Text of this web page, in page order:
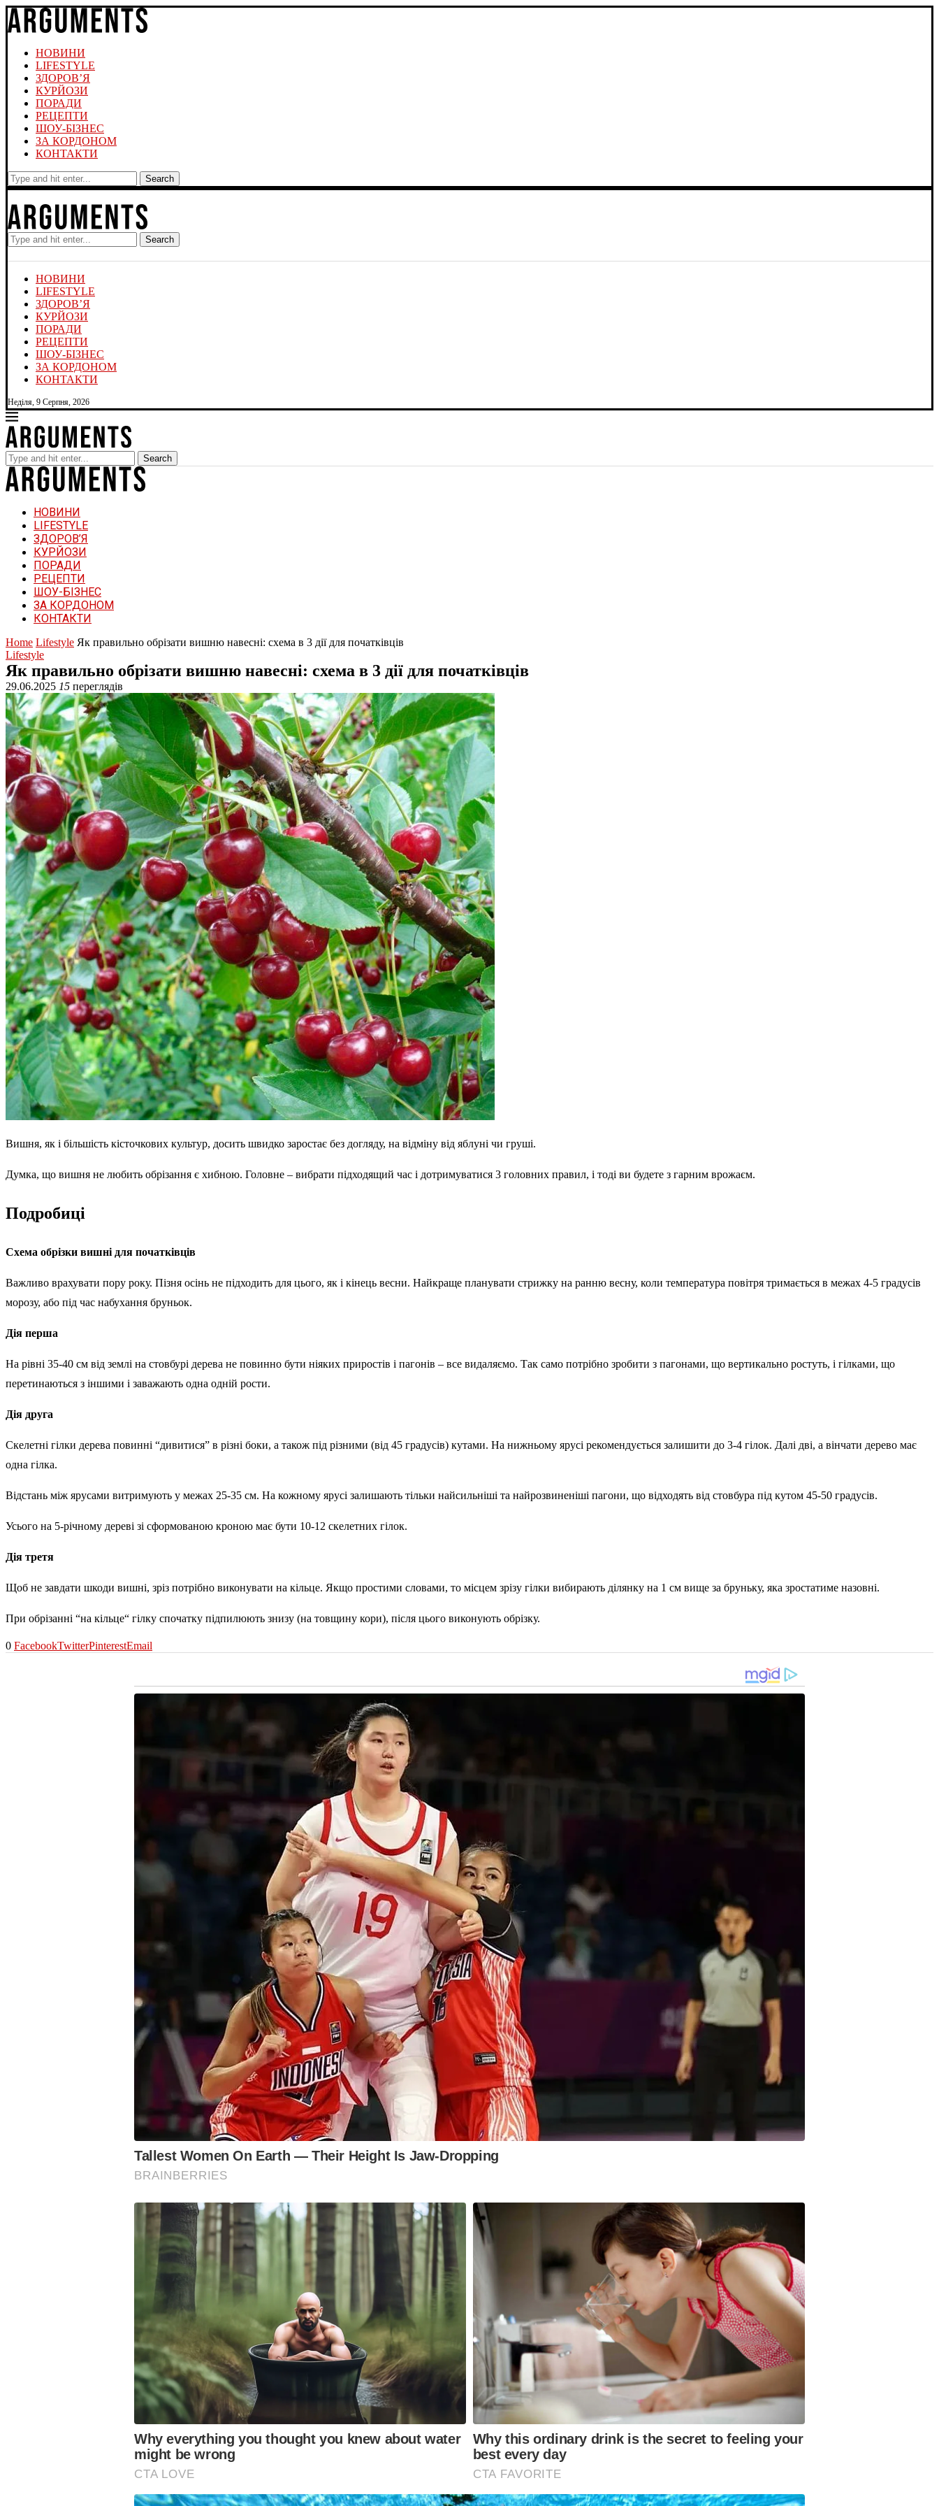
НОВИНИ
LIFESTYLE
ЗДОРОВ’Я
КУРЙОЗИ
ПОРАДИ
РЕЦЕПТИ
ШОУ-БІЗНЕС
ЗА КОРДОНОМ
КОНТАКТИ
Search
Search
НОВИНИ
LIFESTYLE
ЗДОРОВ’Я
КУРЙОЗИ
ПОРАДИ
РЕЦЕПТИ
ШОУ-БІЗНЕС
ЗА КОРДОНОМ
КОНТАКТИ
Неділя, 9 Серпня, 2026
Search
НОВИНИ
LIFESTYLE
ЗДОРОВ’Я
КУРЙОЗИ
ПОРАДИ
РЕЦЕПТИ
ШОУ-БІЗНЕС
ЗА КОРДОНОМ
КОНТАКТИ
Home Lifestyle Як правильно обрізати вишню навесні: схема в 3 дії для початківців
Lifestyle
Як правильно обрізати вишню навесні: схема в 3 дії для початківців
29.06.2025 15 переглядів
Вишня, як і більшість кісточкових культур, досить швидко заростає без догляду, на відміну від яблуні чи груші.
Думка, що вишня не любить обрізання є хибною. Головне – вибрати підходящий час і дотримуватися 3 головних правил, і тоді ви будете з гарним врожаєм.
Подробиці
Схема обрізки вишні для початківців
Важливо врахувати пору року. Пізня осінь не підходить для цього, як і кінець весни. Найкраще планувати стрижку на ранню весну, коли температура повітря тримається в межах 4-5 градусів
морозу, або під час набухання бруньок.
Дія перша
На рівні 35-40 см від землі на стовбурі дерева не повинно бути ніяких приростів і пагонів – все видаляємо. Так само потрібно зробити з пагонами, що вертикально ростуть, і гілками, що
перетинаються з іншими і заважають одна одній рости.
Дія друга
Скелетні гілки дерева повинні “дивитися” в різні боки, а також під різними (від 45 градусів) кутами. На нижньому ярусі рекомендується залишити до 3-4 гілок. Далі дві, а вінчати дерево має
одна гілка.
Відстань між ярусами витримують у межах 25-35 см. На кожному ярусі залишають тільки найсильніші та найрозвиненіші пагони, що відходять від стовбура під кутом 45-50 градусів.
Усього на 5-річному дереві зі сформованою кроною має бути 10-12 скелетних гілок.
Дія третя
Щоб не завдати шкоди вишні, зріз потрібно виконувати на кільце. Якщо простими словами, то місцем зрізу гілки вибирають ділянку на 1 см вище за бруньку, яка зростатиме назовні.
При обрізанні “на кільце“ гілку спочатку підпилюють знизу (на товщину кори), після цього виконують обрізку.
0 FacebookTwitterPinterestEmail